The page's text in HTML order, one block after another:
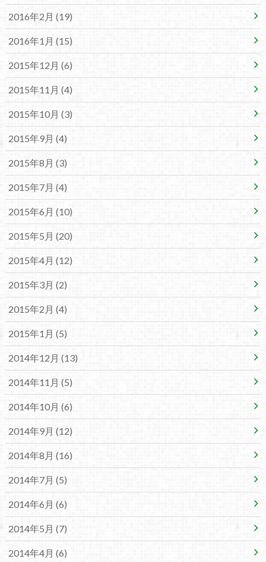
2016年2月 (19)
2016年1月 (15)
2015年12月 (6)
2015年11月 (4)
2015年10月 (3)
2015年9月 (4)
2015年8月 (3)
2015年7月 (4)
2015年6月 (10)
2015年5月 (20)
2015年4月 (12)
2015年3月 (2)
2015年2月 (4)
2015年1月 (5)
2014年12月 (13)
2014年11月 (5)
2014年10月 (6)
2014年9月 (12)
2014年8月 (16)
2014年7月 (5)
2014年6月 (6)
2014年5月 (7)
2014年4月 (6)